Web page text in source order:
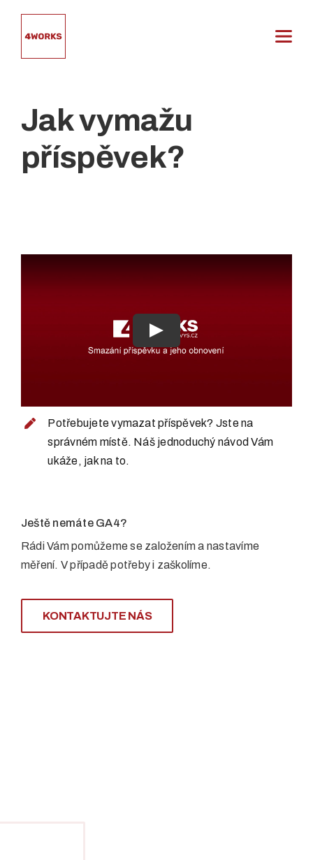
Jak vymažu
příspěvek?
Play
Potřebujete vymazat příspěvek? Jste na
správném místě. Náš jednoduchý návod Vám
ukáže, jak na to.
Ještě nemáte GA4?
Rádi Vám pomůžeme se založením a nastavíme
měření. V případě potřeby i zaškolíme.
KONTAKTUJTE NÁS